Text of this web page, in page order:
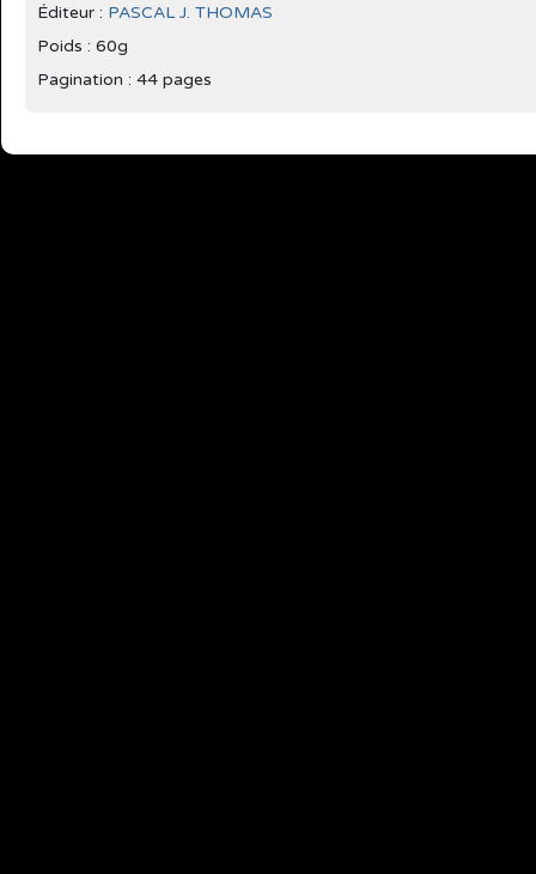
Éditeur : PASCAL J. THOMAS
Poids : 60g
Pagination : 44 pages